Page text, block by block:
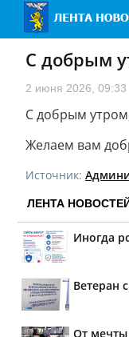
С добрым
2 июня 2026, 09:33
С добрым
Желаем вам
Источник:
ЛЕНТА
Иногда
Ветеран
От мечты